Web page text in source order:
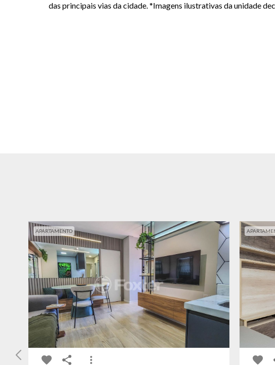
das principais vias da cidade. *Imagens ilustrativas da unidade
APARTAMENTO